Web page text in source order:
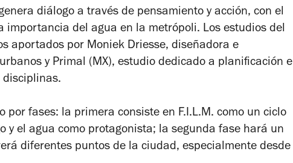
diálogo a través de pensamiento y acción, con el
importancia del agua en la metrópoli. Los estudios del
aportados por Moniek Driesse, diseñadora e
y Primal (MX), estudio dedicado a planificación e
disciplinas.
por fases: la primera consiste en F.I.L.M. como un ciclo
y el agua como protagonista; la segunda fase hará un
diferentes puntos de la ciudad, especialmente desde